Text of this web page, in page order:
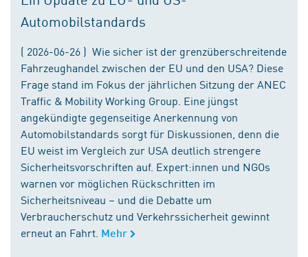
Automobilstandards
( 2026-06-26 ) Wie sicher ist der grenzüberschreitende
Fahrzeughandel zwischen der EU und den USA? Diese
Frage stand im Fokus der jährlichen Sitzung der ANEC
Traffic & Mobility Working Group. Eine jüngst
angekündigte gegenseitige Anerkennung von
Automobilstandards sorgt für Diskussionen, denn die
EU weist im Vergleich zur USA deutlich strengere
Sicherheitsvorschriften auf. Expert:innen und NGOs
warnen vor möglichen Rückschritten im
Sicherheitsniveau – und die Debatte um
Verbraucherschutz und Verkehrssicherheit gewinnt
erneut an Fahrt. Mehr